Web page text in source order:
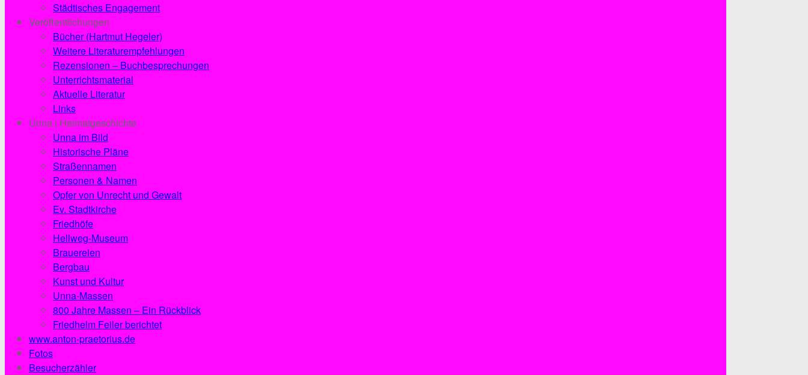
Städtisches Engagement
Veröffentlichungen
Bücher (Hartmut Hegeler)
Weitere Literaturempfehlungen
Rezensionen – Buchbesprechungen
Unterrichtsmaterial
Aktuelle Literatur
Links
Unna | Heimatgeschichte
Unna im Bild
Historische Pläne
Straßennamen
Personen & Namen
Opfer von Unrecht und Gewalt
Ev. Stadtkirche
Friedhöfe
Hellweg-Museum
Brauereien
Bergbau
Kunst und Kultur
Unna-Massen
800 Jahre Massen – Ein Rückblick
Friedhelm Feiler berichtet
www.anton-praetorius.de
Fotos
Besucherzähler